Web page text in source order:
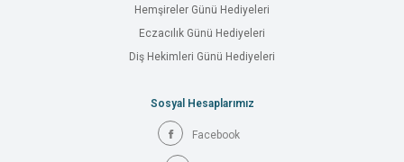
Hemşireler Günü Hediyeleri
Eczacılık Günü Hediyeleri
Diş Hekimleri Günü Hediyeleri
Sosyal Hesaplarımız
Facebook